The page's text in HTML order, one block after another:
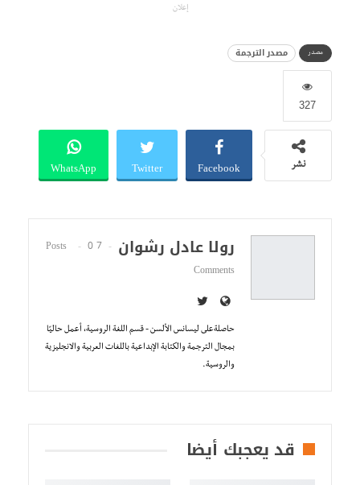
إعلان
مصدر مصدر الترجمة
327
نشر Facebook
Twitter
WhatsApp
رولا عادل رشوان 7 Posts
0
Comments
حاصلةعلى ليسانس الألسن - قسم اللغة الروسية، أعمل حاليًا
بمجال الترجمة والكتابة الإبداعية باللغات العربية والانجليزية
والروسية.
قد يعجبك أيضا